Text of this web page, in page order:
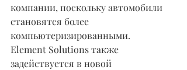
компании, поскольку автомобили
становятся более
компьютеризированными.
Element Solutions также
задействуется в новой